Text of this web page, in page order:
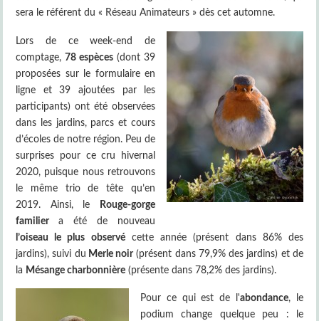
sera le référent du « Réseau Animateurs » dès cet automne.
Lors de ce week-end de
comptage,78 espèces (dont 39
proposées sur le formulaire en
ligne et 39 ajoutées par les
participants) ont été observées
dans les jardins, parcs et cours
d’écoles de notre région. Peu de
surprises pour ce cru hivernal
2020, puisque nous retrouvons
le même trio de tête qu’en
2019. Ainsi, le
Rouge-gorge
familiera été de nouveau
l’oiseau le plus observécette année (présent dans 86% des
jardins), suivi du Merle noir(présent dans 79,9% des jardins) et de
la Mésange charbonnière (présente dans 78,2% des jardins).
Pour ce qui est de l'abondance, le
podium change quelque peu : le